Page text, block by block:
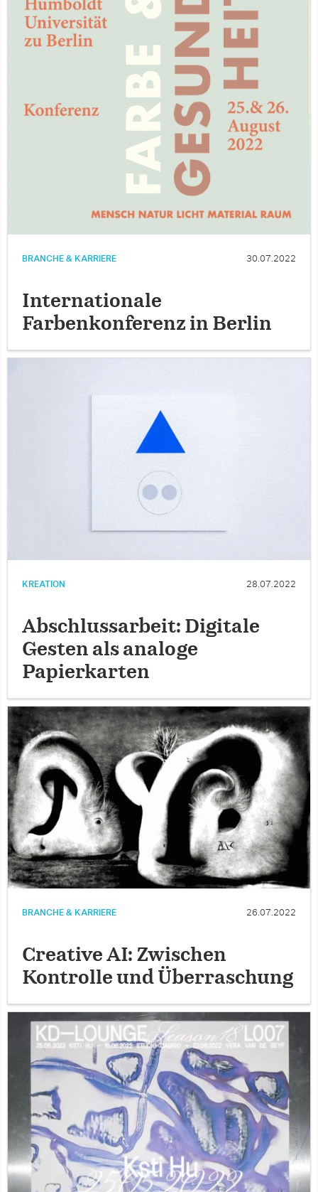
BRANCHE & KARRIERE 30.07.2022
Internationale
Farbenkonferenz in Berlin
KREATION 28.07.2022
Abschlussarbeit: Digitale
Gesten als analoge
Papierkarten
BRANCHE & KARRIERE 26.07.2022
Creative AI: Zwischen
Kontrolle und Überraschung